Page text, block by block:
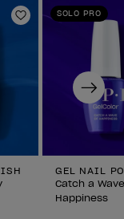
deseos
Añadir a la
SOLO PRO
GEL NAIL
Catch a
Happiness
Next